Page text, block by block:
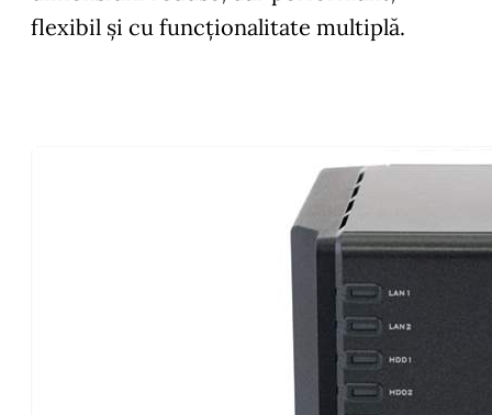
flexibil și cu funcționalitate multiplă.